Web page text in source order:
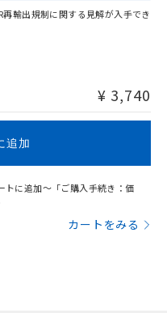
性があります。
輸出規制に関する見解が入手でき
¥ 3,740
追加
トに追加～「ご購入手続き：価
カートをみる